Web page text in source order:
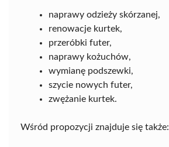
naprawy odzieży skórzanej,
renowacje kurtek,
przeróbki futer,
naprawy kożuchów,
wymianę podszewki,
szycie nowych futer,
zwężanie kurtek.
Wśród propozycji znajduje się także: